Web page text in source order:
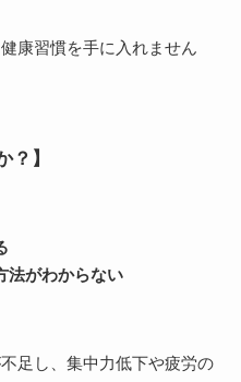
康習慣を手に入れません
？】
法がわからない
足し、集中力低下や疲労の